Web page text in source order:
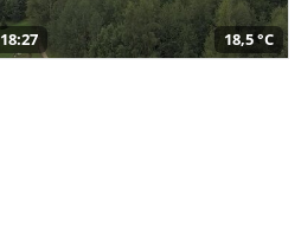
18:27 18,5 °C